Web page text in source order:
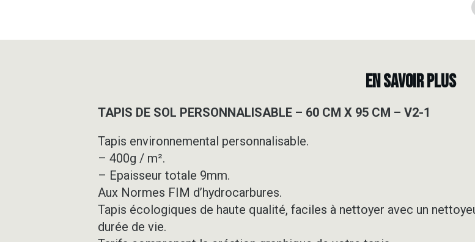
EN SAVOIR PLUS
TAPIS DE SOL PERSONNALISABLE – 60 CM X 95 CM – V2-1
Tapis environnemental personnalisable.
– 400g / m².
– Epaisseur totale 9mm.
Aux Normes FIM d’hydrocarbures.
Tapis écologiques de haute qualité, faciles à nettoyer avec un
durée de vie.